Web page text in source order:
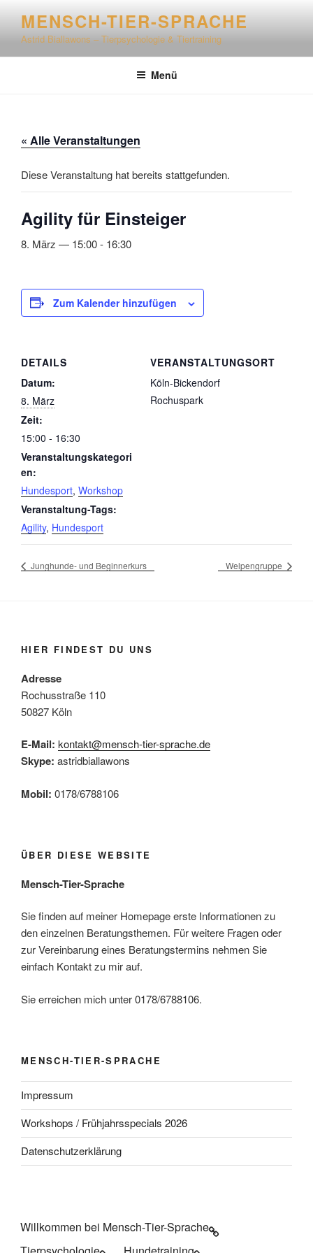
springen
MENSCH-TIER-SPRACHE
Astrid Biallawons – Tierpsychologie & Tiertraining
Menü
« Alle Veranstaltungen
Diese Veranstaltung hat bereits stattgefunden.
Agility für Einsteiger
8. März — 15:00- 16:30
Zum Kalender hinzufügen
DETAILS
Datum:
8. März
Zeit:
15:00 - 16:30
Veranstaltungskategori
en:
Hundesport, Workshop
Veranstaltung-Tags:
Agility, Hundesport
VERANSTALTUNGSORT
Köln-Bickendorf
Rochuspark
Junghunde- und Beginnerkurs Welpengruppe
HIER FINDEST DU UNS
Adresse
Rochusstraße 110
50827 Köln
E-Mail: kontakt@mensch-tier-sprache.de
Skype: astridbiallawons
Mobil: 0178/6788106
ÜBER DIESE WEBSITE
Mensch-Tier-Sprache
Sie finden auf meiner Homepage erste Informationen zu
den einzelnen Beratungsthemen. Für weitere Fragen oder
zur Vereinbarung eines Beratungstermins nehmen Sie
einfach Kontakt zu mir auf.
Sie erreichen mich unter 0178/6788106.
MENSCH-TIER-SPRACHE
Impressum
Workshops / Frühjahrsspecials 2026
Datenschutzerklärung
Willkommen bei Mensch-Tier-Sprache